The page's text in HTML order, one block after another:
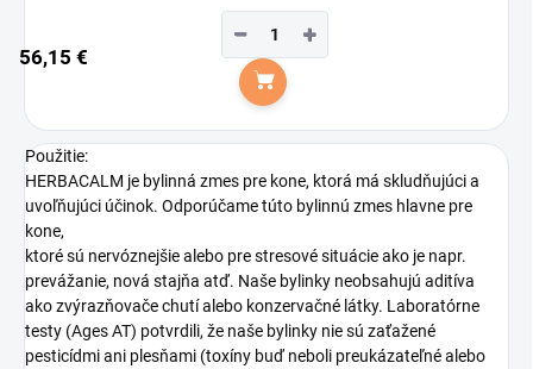
56,15 €
+
−
Do košíka
Použitie:
HERBACALM je bylinná zmes pre kone, ktorá má skludňujúci a
uvoľňujúci účinok. Odporúčame túto bylinnú zmes hlavne pre
kone,
ktoré sú nervóznejšie alebo pre stresové situácie ako je napr.
prevážanie, nová stajňa atď. Naše bylinky neobsahujú aditíva
ako zvýrazňovače chutí alebo konzervačné látky. Laboratórne
testy (Ages AT) potvrdili, že naše bylinky nie sú zaťažené
pesticídmi ani plesňami (toxíny buď neboli preukázateľné alebo